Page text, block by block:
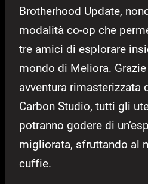
Brotherhood Update,
modalità co-op che
tre amici di esplorare
mondo di Meliora.
avventura rimasterizzata
Carbon Studio, tutti gli
potranno godere di
migliorata, sfruttando al
cuffie.